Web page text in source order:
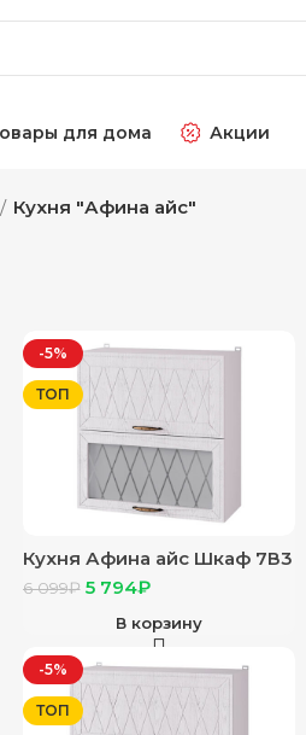
для дома Акции
Кухня "Афина айс"
-5%
ТОП
Кухня Афина айс Шкаф 7В3
корп белый, фасад 7В3
Афина айс
6 099₽ 5 794₽
В корзину
-5%
ТОП